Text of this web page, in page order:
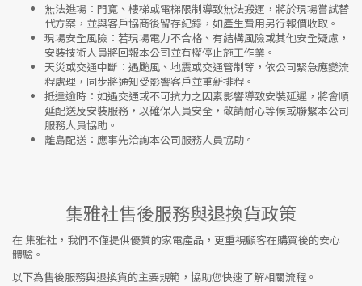
無法進場 ：門寬、樓梯或電梯限制導致無法搬運，將於現場嘗試替
代方案，並與客戶協商後留存紀錄，如產生費用另行報價收取。
現場安全風險 ： 若現場電力不合格、有結構風險或其他安全疑慮，
安裝技術人員將回報本公司並有權停止施工作業。
天災或交通中斷 ：遇颱風、地震或交通管制等，依公司緊急應變流
程處理，同步將通知受影響客戶並重新排程。
抵達逾時 ：如遇交通或不可抗力之因素影響導致安裝延遲，將會順
延配送及安裝服務，以確保人員安全，敬請耐心等候或聯繫本公司
服務人員協助。
離島配送 ：應事先洽詢本公司服務人員協助。
集雅社售後服務與退換貨政策
在集雅社 ，我們不僅提供優質的家電產品，更重視顧客在購買後的安心
體驗。
以下為售後服務與退換貨的主要規範，協助您快速了解相關流程。